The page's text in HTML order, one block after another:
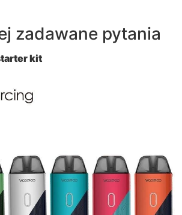
zadawane pytania
kit